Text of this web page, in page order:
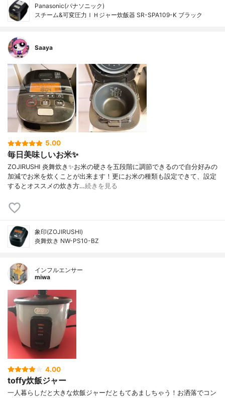
Panasonic(パナソニック)
スチーム&可変圧力ＩＨジャー炊飯器 SR-SPA109-K ブラック
Saaya
5.00
毎日美味しいお米✨
ZOJIRUSHI 炎舞炊き✨お米の硬さを五段階に調節できるので自分好みの
加減でお米を炊くことが出来ます！更にお米の種類も設定できて、設定
するとオススメの炊き方…続きを見る
象印(ZOJIRUSHI)
炎舞炊き NW-PS10-BZ
インフルエンサー
miwa
4.00
toffy炊飯ジャー
一人暮らしだと大きな炊飯ジャーだともてあましちゃう！お洒落でコン